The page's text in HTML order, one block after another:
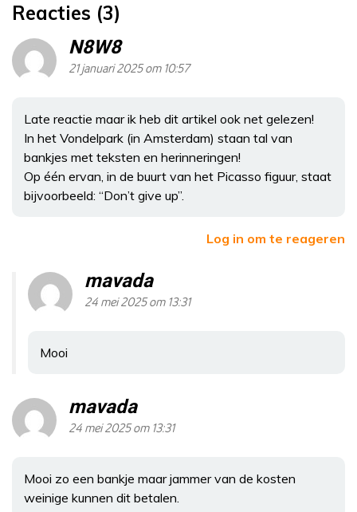
Reacties (3)
N8W8
21 januari 2025 om 10:57
Late reactie maar ik heb dit artikel ook net gelezen!
In het Vondelpark (in Amsterdam) staan tal van
bankjes met teksten en herinneringen!
Op één ervan, in de buurt van het Picasso figuur, staat
bijvoorbeeld: “Don’t give up”.
Log in om te reageren
mavada
24 mei 2025 om 13:31
Mooi
mavada
24 mei 2025 om 13:31
Mooi zo een bankje maar jammer van de kosten
weinige kunnen dit betalen.